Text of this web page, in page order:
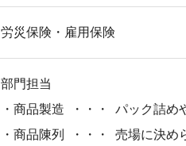
労災保険・雇用保険
部門担当
・商品製造 ・・・ パック詰め
・商品陳列 ・・・ 売場に決め